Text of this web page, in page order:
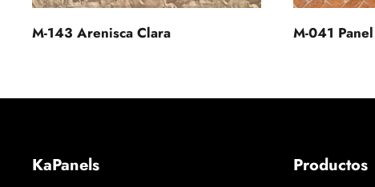
M-143 Arenisca Clara M-041
KaPanels Productos